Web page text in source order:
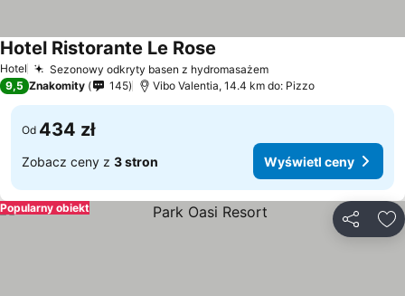
Hotel Sezonowy odkryty basen z hydromasażem
Hotel Ristorante Le Rose
9,5 Znakomity 145 Vibo Valentia, 14.4 km do: Pizzo
Od 434 zł
Zobacz ceny z 3 stron Wyświetl ceny
Popularny obiekt